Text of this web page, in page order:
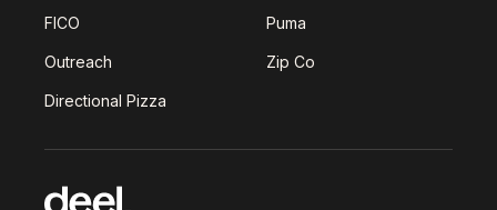
FICO Puma
Outreach Zip Co
Directional Pizza